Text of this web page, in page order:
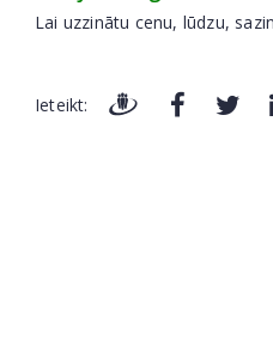
Lai uzzinātu cenu, lūdzu,
Ieteikt: